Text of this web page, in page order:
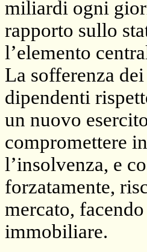
miliardi ogni
rapporto sullo
l’elemento
La sofferenza
dipendenti
un nuovo
compromettere
l’insolvenza, e
forzatamente,
mercato,
immobiliare.